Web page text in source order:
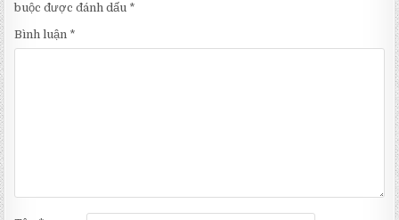
buộc được đánh dấu *
Bình luận *